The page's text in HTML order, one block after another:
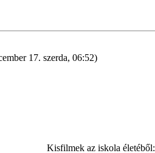
17. szerda, 06:52)
Kisfilmek az iskola életéből: